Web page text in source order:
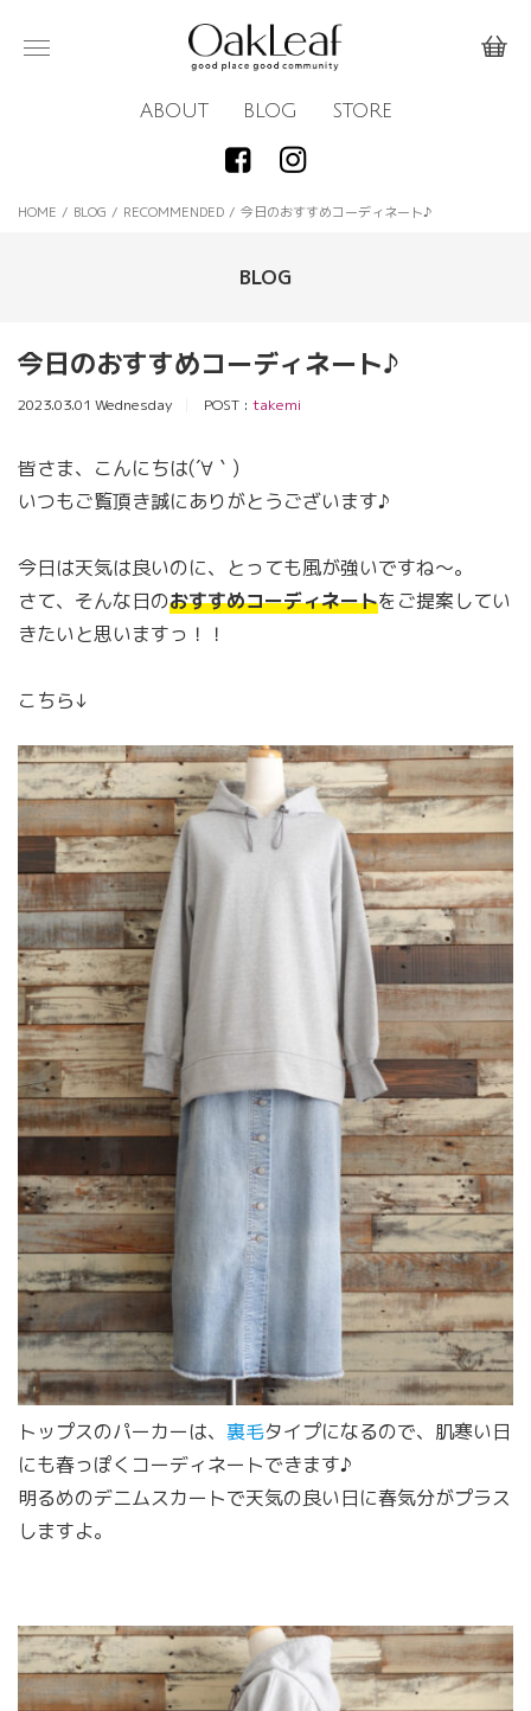
ABOUT BLOG STORE
HOME / BLOG / RECOMMENDED / 今日のおすすめコーディネート♪
BLOG
今日のおすすめコーディネート♪
2023.03.01 Wednesday POST : takemi
皆さま、こんにちは(´∀｀)
いつもご覧頂き誠にありがとうございます♪
今日は天気は良いのに、とっても風が強いですね〜。
さて、そんな日のおすすめコーディネートをご提案してい
きたいと思いますっ！！
こちら↓
トップスのパーカーは、 裏毛タイプになるので、肌寒い日
にも春っぽくコーディネートできます♪
明るめのデニムスカートで天気の良い日に春気分がプラス
しますよ。